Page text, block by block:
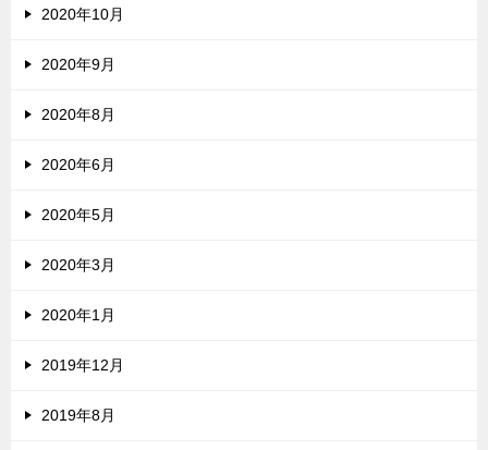
2020年10月
2020年9月
2020年8月
2020年6月
2020年5月
2020年3月
2020年1月
2019年12月
2019年8月